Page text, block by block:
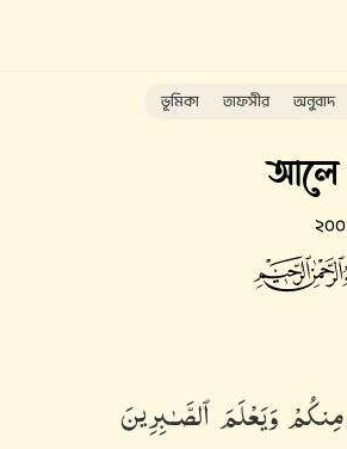
ভূমিকা তাফসীর অনুবাদ
আলে
وَيَعْلَمَ ٱلصَّـٰبِرِينَ